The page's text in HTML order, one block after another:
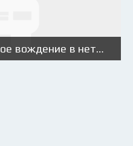
Наказание за повторное вождение в нетрезвом виде